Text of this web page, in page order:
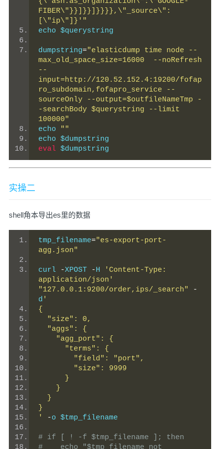
FIBER\"}}]}}]}}}},\"_source\":
[\"ip\"]}'"
echo $querystring
dumpstring="elasticdump time node --
max_old_space_size=16000  --noRefresh
--
input=http://120.52.152.4:19200/fofap
ro_subdomain,fofapro_service --
sourceOnly --output=$outfileNameTmp -
-searchBody $querystring --limit
100000"
echo
""
echo $dumpstring
eval $dumpstring
实操二
shell角本导出es里的数据
tmp_filename="es-export-port-
agg.json"
curl -XPOST -H
'Content-Type:
application/json'
"127.0.0.1:9200/order,ips/_search"
-
d '
{
  "size": 0,
  "aggs": {
    "agg_port": {
      "terms": {
        "field": "port",
        "size": 9999
      }
    }
  }
}
'
-o $tmp_filename
# if [ ! -f $tmp_filename ]; then
#    echo "$tmp_filename not